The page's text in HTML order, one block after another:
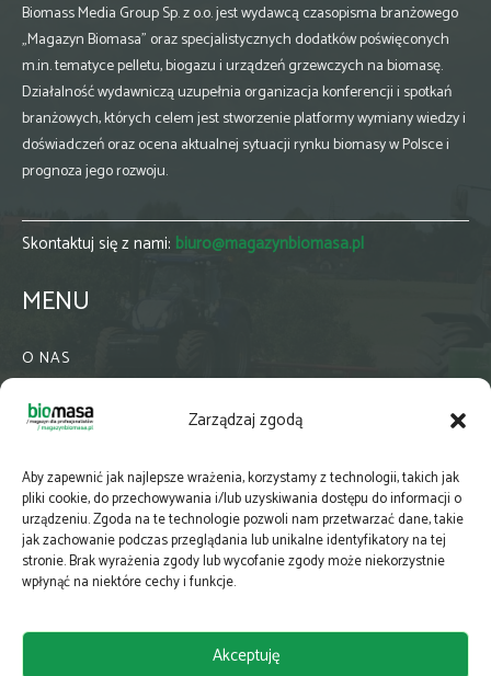
Zarządzaj zgodą
Aby zapewnić jak najlepsze wrażenia, korzystamy z technologii, takich jak
pliki cookie, do przechowywania i/lub uzyskiwania dostępu do informacji o
urządzeniu. Zgoda na te technologie pozwoli nam przetwarzać dane, takie
jak zachowanie podczas przeglądania lub unikalne identyfikatory na tej
stronie. Brak wyrażenia zgody lub wycofanie zgody może niekorzystnie
wpłynąć na niektóre cechy i funkcje.
Akceptuję
Biomass Media Group Sp. z o.o. jest wydawcą czasopisma branżowego
„Magazyn Biomasa” oraz specjalistycznych dodatków poświęconych
m.in. tematyce pelletu, biogazu i urządzeń grzewczych na biomasę.
Działalność wydawniczą uzupełnia organizacja konferencji i spotkań
branżowych, których celem jest stworzenie platformy wymiany wiedzy i
doświadczeń oraz ocena aktualnej sytuacji rynku biomasy w Polsce i
prognoza jego rozwoju.
Skontaktuj się z nami: biuro@magazynbiomasa.pl
MENU
O NAS
WSPÓŁPRACA
PRENUMERATA
NEWSLETTER
MAPY
E-WYDANIE